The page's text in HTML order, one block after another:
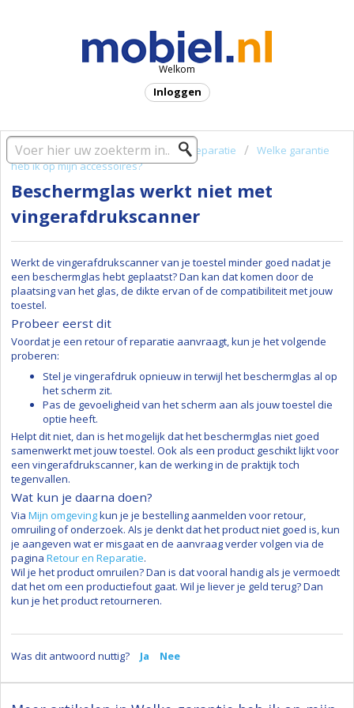
Welkom
Inloggen
Startpagina oplossing Garantie & reparatie
Welke garantie
heb ik op mijn accessoires?
Beschermglas werkt niet met
vingerafdrukscanner
Werkt de vingerafdrukscanner van je toestel minder goed nadat je
een beschermglas hebt geplaatst? Dan kan dat komen door de
plaatsing van het glas, de dikte ervan of de compatibiliteit met jouw
toestel.
Probeer eerst dit
Voordat je een retour of reparatie aanvraagt, kun je het volgende
proberen:
Stel je vingerafdruk opnieuw in terwijl het beschermglas al op
het scherm zit.
Pas de gevoeligheid van het scherm aan als jouw toestel die
optie heeft.
Helpt dit niet, dan is het mogelijk dat het beschermglas niet goed
samenwerkt met jouw toestel. Ook als een product geschikt lijkt voor
een vingerafdrukscanner, kan de werking in de praktijk toch
tegenvallen.
Wat kun je daarna doen?
Via Mijn omgevingkun je je bestelling aanmelden voor retour,
omruiling of onderzoek. Als je denkt dat het product niet goed is, kun
je aangeven wat er misgaat en de aanvraag verder volgen via de
pagina Retour en Reparatie.
Wil je het product omruilen? Dan is dat vooral handig als je vermoedt
dat het om een productiefout gaat. Wil je liever je geld terug? Dan
kun je het product retourneren.
Was dit antwoord nuttig? Ja Nee